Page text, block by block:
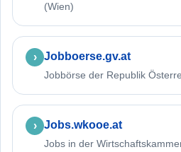
(Wien)
Jobboerse.gv.at
Jobbörse der Republik
Jobs.wkooe.at
Jobs in der